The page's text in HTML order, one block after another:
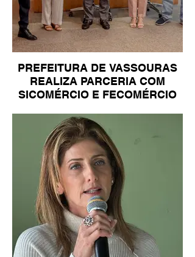
PREFEITURA DE VASSOURAS
REALIZA PARCERIA COM
SICOMÉRCIO E FECOMÉRCIO